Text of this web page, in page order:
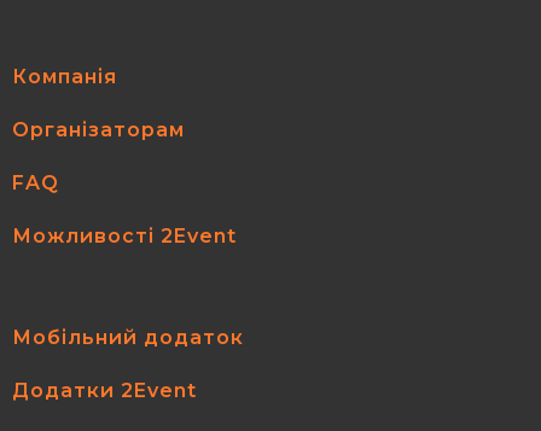
Компанія
Організаторам
FAQ
Можливості 2Event
Мобільний додаток
Додатки 2Event